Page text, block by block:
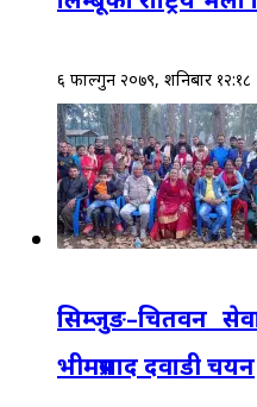
६ फाल्गुन २०७९, शनिबार १२:१८
सिम्जुङ–चितवन
भीमप्रसाद दवाडी चयन